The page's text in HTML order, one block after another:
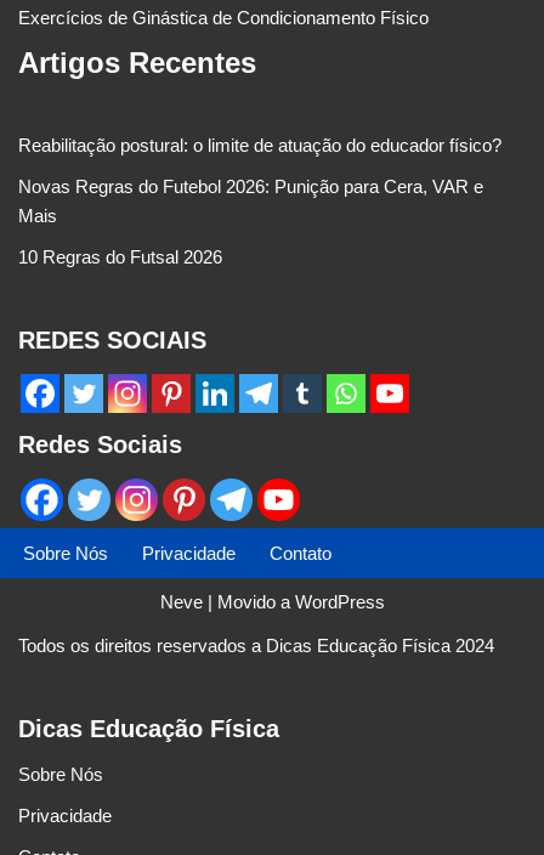
Exercícios de Ginástica de Condicionamento Físico
Artigos Recentes
Reabilitação postural: o limite de atuação do educador físico?
Novas Regras do Futebol 2026: Punição para Cera, VAR e
Mais
10 Regras do Futsal 2026
REDES SOCIAIS
Redes Sociais
Sobre Nós Privacidade Contato
Neve| Movido aWordPress
Todos os direitos reservados a Dicas Educação Física 2024
Dicas Educação Física
Sobre Nós
Privacidade